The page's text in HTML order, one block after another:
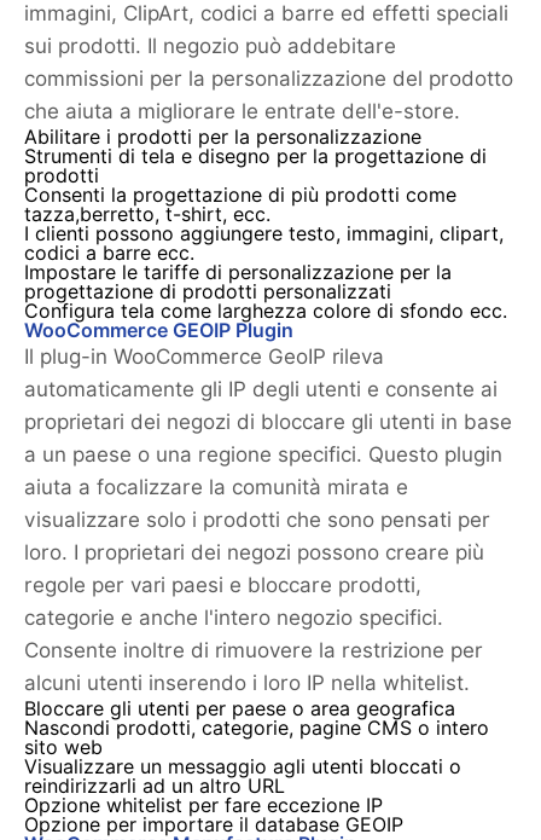
immagini, ClipArt, codici a barre ed effetti speciali
sui prodotti. Il negozio può addebitare
commissioni per la personalizzazione del prodotto
che aiuta a migliorare le entrate dell'e-store.
Abilitare i prodotti per la personalizzazione
Strumenti di tela e disegno per la progettazione di
prodotti
Consenti la progettazione di più prodotti come
tazza,berretto, t-shirt, ecc.
I clienti possono aggiungere testo, immagini, clipart,
codici a barre ecc.
Impostare le tariffe di personalizzazione per la
progettazione di prodotti personalizzati
Configura tela come larghezza colore di sfondo ecc.
WooCommerce GEOIP Plugin
Il plug-in WooCommerce GeoIP rileva
automaticamente gli IP degli utenti e consente ai
proprietari dei negozi di bloccare gli utenti in base
a un paese o una regione specifici. Questo plugin
aiuta a focalizzare la comunità mirata e
visualizzare solo i prodotti che sono pensati per
loro. I proprietari dei negozi possono creare più
regole per vari paesi e bloccare prodotti,
categorie e anche l'intero negozio specifici.
Consente inoltre di rimuovere la restrizione per
alcuni utenti inserendo i loro IP nella whitelist.
Bloccare gli utenti per paese o area geografica
Nascondi prodotti, categorie, pagine CMS o intero
sito web
Visualizzare un messaggio agli utenti bloccati o
reindirizzarli ad un altro URL
Opzione whitelist per fare eccezione IP
Opzione per importare il database GEOIP